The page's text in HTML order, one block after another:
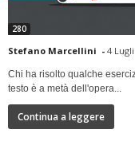
280
Stefano Marcellini - 4
Chi ha risolto qualche
testo è a metà dell'opera...
Continua a leggere